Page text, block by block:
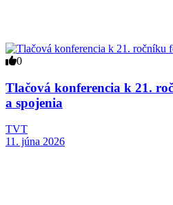
0
Tlačová konferencia k 21.
a spojenia
TVT
11. júna 2026